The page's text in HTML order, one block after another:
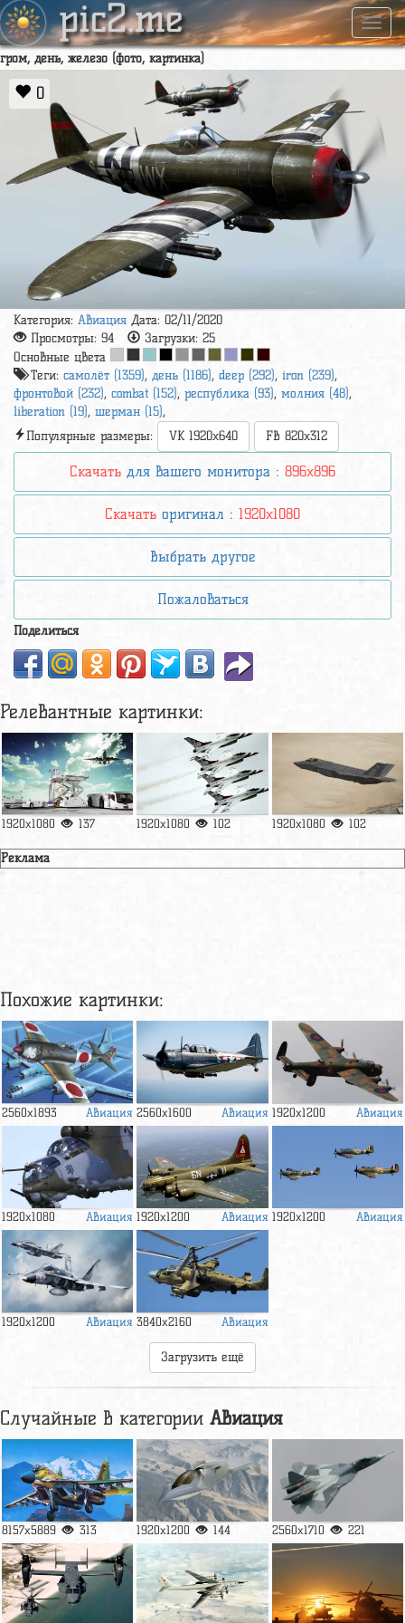
pic2.me
гром, день, железо (фото, картинка)
0
Категория: Авиация Дата: 02/11/2020
Просмотры: 94 Загрузки: 25
Основные цвета
Теги: самолёт (1359), день (1186), deep (292), iron (239),
фронтовой (232), combat (152), республика (93), молния (48),
liberation (19), шерман (15),
Популярные размеры:
VK 1920x640 FB 820x312
Скачать для вашего монитора : 896x896
Скачать оригинал : 1920x1080
Выбрать другое
Пожаловаться
Поделиться
Релевантные картинки:
1920x1080 137 1920x1080 102 1920x1080 102
Реклама
Похожие картинки:
2560x1893 Авиация 2560x1600 Авиация 1920x1200 Авиация
1920x1080 Авиация 1920x1200 Авиация 1920x1200 Авиация
1920x1200 Авиация 3840x2160 Авиация
Загрузить ещё
Случайные в категории Авиация
8157x5889 313 1920x1200 144 2560x1710 221